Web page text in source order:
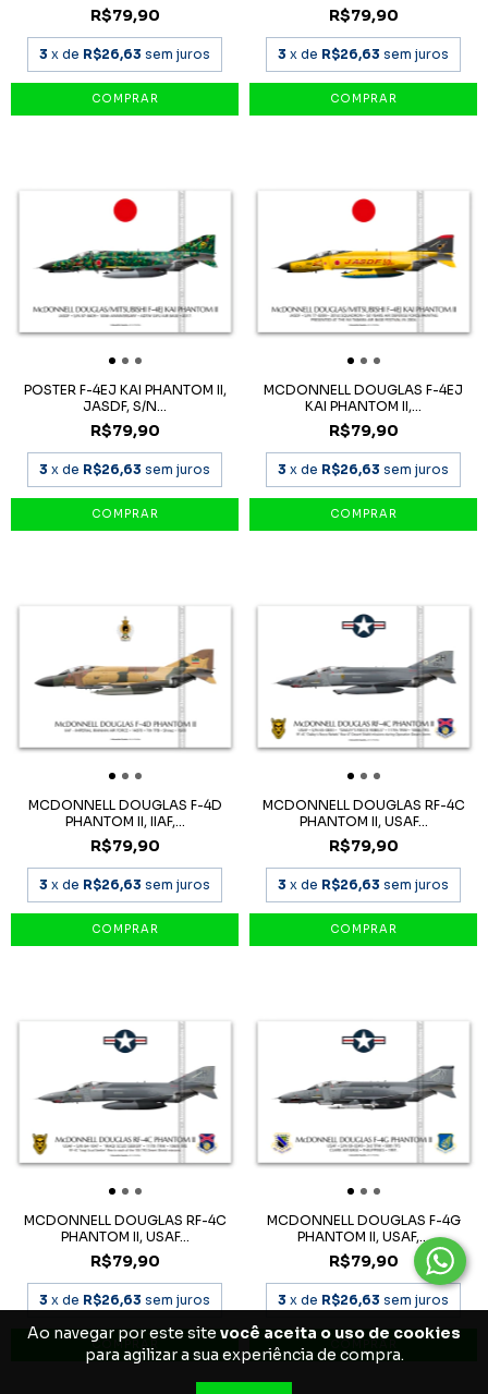
Ao navegar por este site você aceita o uso de cookies
para agilizar a sua experiência de compra.
R$79,90
3 x de R$26,63 sem juros
R$79,90
3 x de R$26,63 sem juros
POSTER F-4EJ KAI PHANTOM II,
JASDF, S/N...
R$79,90
3 x de R$26,63 sem juros
MCDONNELL DOUGLAS F-4EJ
KAI PHANTOM II,...
R$79,90
3 x de R$26,63 sem juros
MCDONNELL DOUGLAS F-4D
PHANTOM II, IIAF,...
R$79,90
3 x de R$26,63 sem juros
MCDONNELL DOUGLAS RF-4C
PHANTOM II, USAF...
R$79,90
3 x de R$26,63 sem juros
MCDONNELL DOUGLAS RF-4C
PHANTOM II, USAF...
R$79,90
3 x de R$26,63 sem juros
MCDONNELL DOUGLAS F-4G
PHANTOM II, USAF,...
R$79,90
3 x de R$26,63 sem juros